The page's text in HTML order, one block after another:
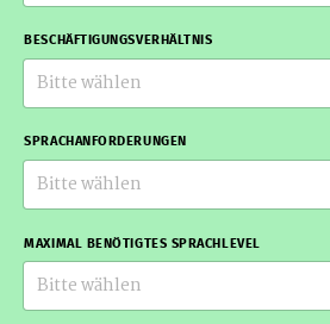
BESCHÄFTIGUNGSVERHÄLTNIS
Bitte wählen
SPRACHANFORDERUNGEN
Bitte wählen
MAXIMAL BENÖTIGTES SPRACHLEVEL
Bitte wählen